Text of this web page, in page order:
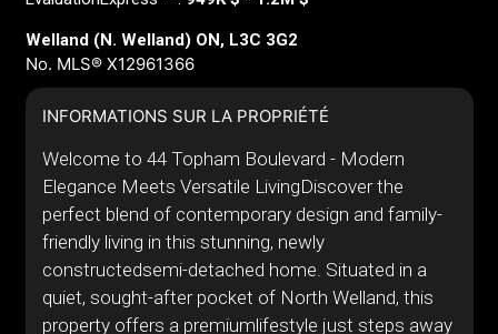
Welland (N. Welland) ON, L3C 3G2
No. MLS® X12961366
INFORMATIONS SUR LA PROPRIÉTÉ
Welcome to 44 Topham Boulevard - Modern
Elegance Meets Versatile LivingDiscover the
perfect blend of contemporary design and family-
friendly living in this stunning, newly
constructedsemi-detached home. Situated in a
quiet, sought-after pocket of North Welland, this
property offers a premiumlifestyle just steps away